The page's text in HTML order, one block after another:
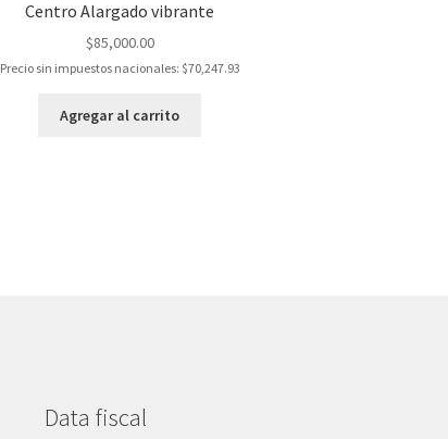
Centro Alargado vibrante
$85,000.00
Precio sin impuestos nacionales: $70,247.93
Agregar al carrito
Data fiscal